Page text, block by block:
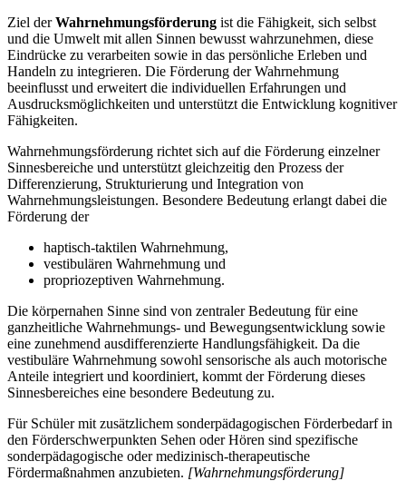
Ziel derWahrnehmungsförderung ist die Fähigkeit, sich selbst
und die Umwelt mit allen Sinnen bewusst wahrzunehmen, diese
Eindrücke zu verarbeiten sowie in das persönliche Erleben und
Handeln zu integrieren. Die Förderung der Wahrnehmung
beeinflusst und erweitert die individuellen Erfahrungen und
Ausdrucksmöglichkeiten und unterstützt die Entwicklung kognitiver
Fähigkeiten.
Wahrnehmungsförderung richtet sich auf die Förderung einzelner
Sinnesbereiche und unterstützt gleichzeitig den Prozess der
Differenzierung, Strukturierung und Integration von
Wahrnehmungsleistungen. Besondere Bedeutung erlangt dabei die
Förderung der
haptisch-taktilen Wahrnehmung,
vestibulären Wahrnehmung und
propriozeptiven Wahrnehmung.
Die körpernahen Sinne sind von zentraler Bedeutung für eine
ganzheitliche Wahrnehmungs- und Bewegungsentwicklung sowie
eine zunehmend ausdifferenzierte Handlungsfähigkeit. Da die
vestibuläre Wahrnehmung sowohl sensorische als auch motorische
Anteile integriert und koordiniert, kommt der Förderung dieses
Sinnesbereiches eine besondere Bedeutung zu.
Für Schüler mit zusätzlichem sonderpädagogischen Förderbedarf in
den Förderschwerpunkten Sehen oder Hören sind spezifische
sonderpädagogische oder medizinisch-therapeutische
Fördermaßnahmen anzubieten. [Wahrnehmungsförderung]